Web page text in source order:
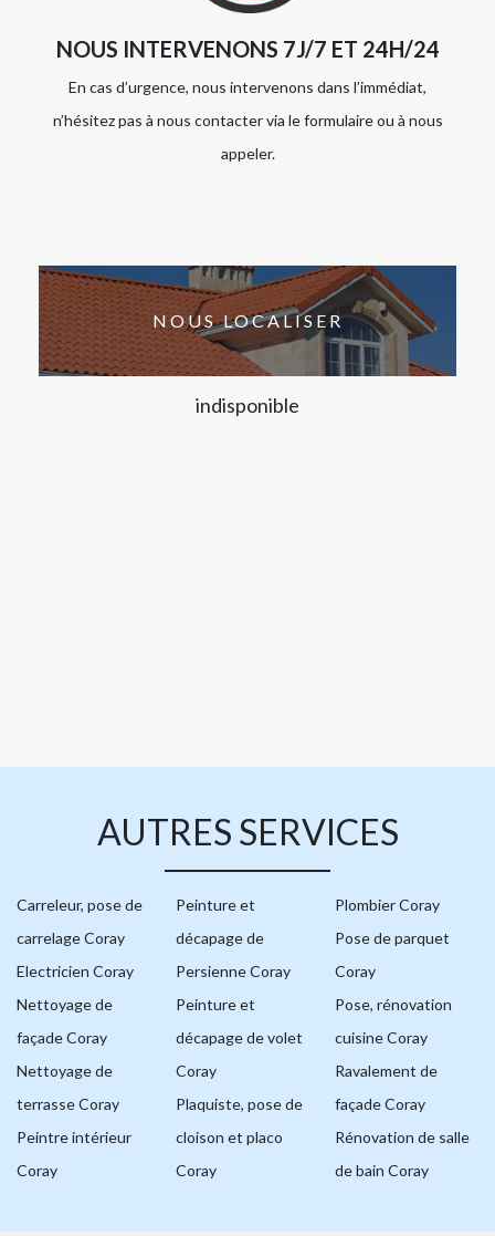
NOUS INTERVENONS 7J/7 ET 24H/24
En cas d’urgence, nous intervenons dans l’immédiat,
n’hésitez pas à nous contacter via le formulaire ou à nous
appeler.
NOUS LOCALISER
indisponible
AUTRES SERVICES
Carreleur, pose de
carrelage Coray
Electricien Coray
Nettoyage de
façade Coray
Nettoyage de
terrasse Coray
Peintre intérieur
Coray
Peinture et
décapage de
Persienne Coray
Peinture et
décapage de volet
Coray
Plaquiste, pose de
cloison et placo
Coray
Plombier Coray
Pose de parquet
Coray
Pose, rénovation
cuisine Coray
Ravalement de
façade Coray
Rénovation de salle
de bain Coray